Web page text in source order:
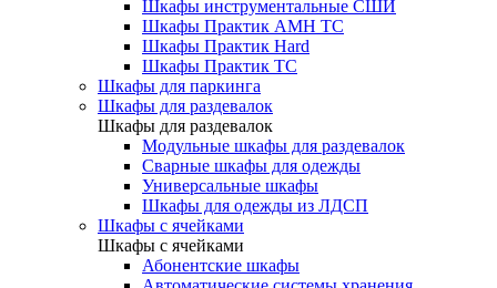
Шкафы инструментальные СШИ
Шкафы Практик AMH TC
Шкафы Практик Hard
Шкафы Практик TC
Шкафы для паркинга
Шкафы для раздевалок
Шкафы для раздевалок
Модульные шкафы для раздевалок
Сварные шкафы для одежды
Универсальные шкафы
Шкафы для одежды из ЛДСП
Шкафы с ячейками
Шкафы с ячейками
Абонентские шкафы